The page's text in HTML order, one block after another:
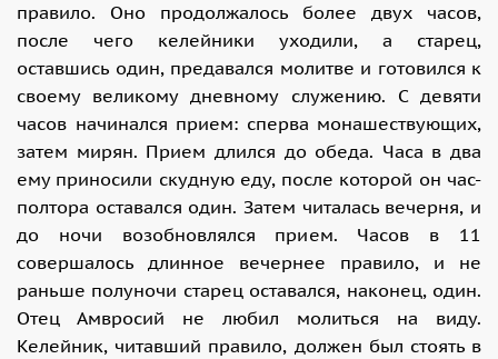
правило. Оно продолжалось более двух часов,
после чего келейники уходили, а старец,
оставшись один, предавался молитве и готовился к
своему великому дневному служению. С девяти
часов начинался прием: сперва монашествующих,
затем мирян. Прием длился до обеда. Часа в два
ему приносили скудную еду, после которой он час-
полтора оставался один. Затем читалась вечерня, и
до ночи возобновлялся прием. Часов в 11
совершалось длинное вечернее правило, и не
раньше полуночи старец оставался, наконец, один.
Отец Амвросий не любил молиться на виду.
Келейник, читавший правило, должен был стоять в